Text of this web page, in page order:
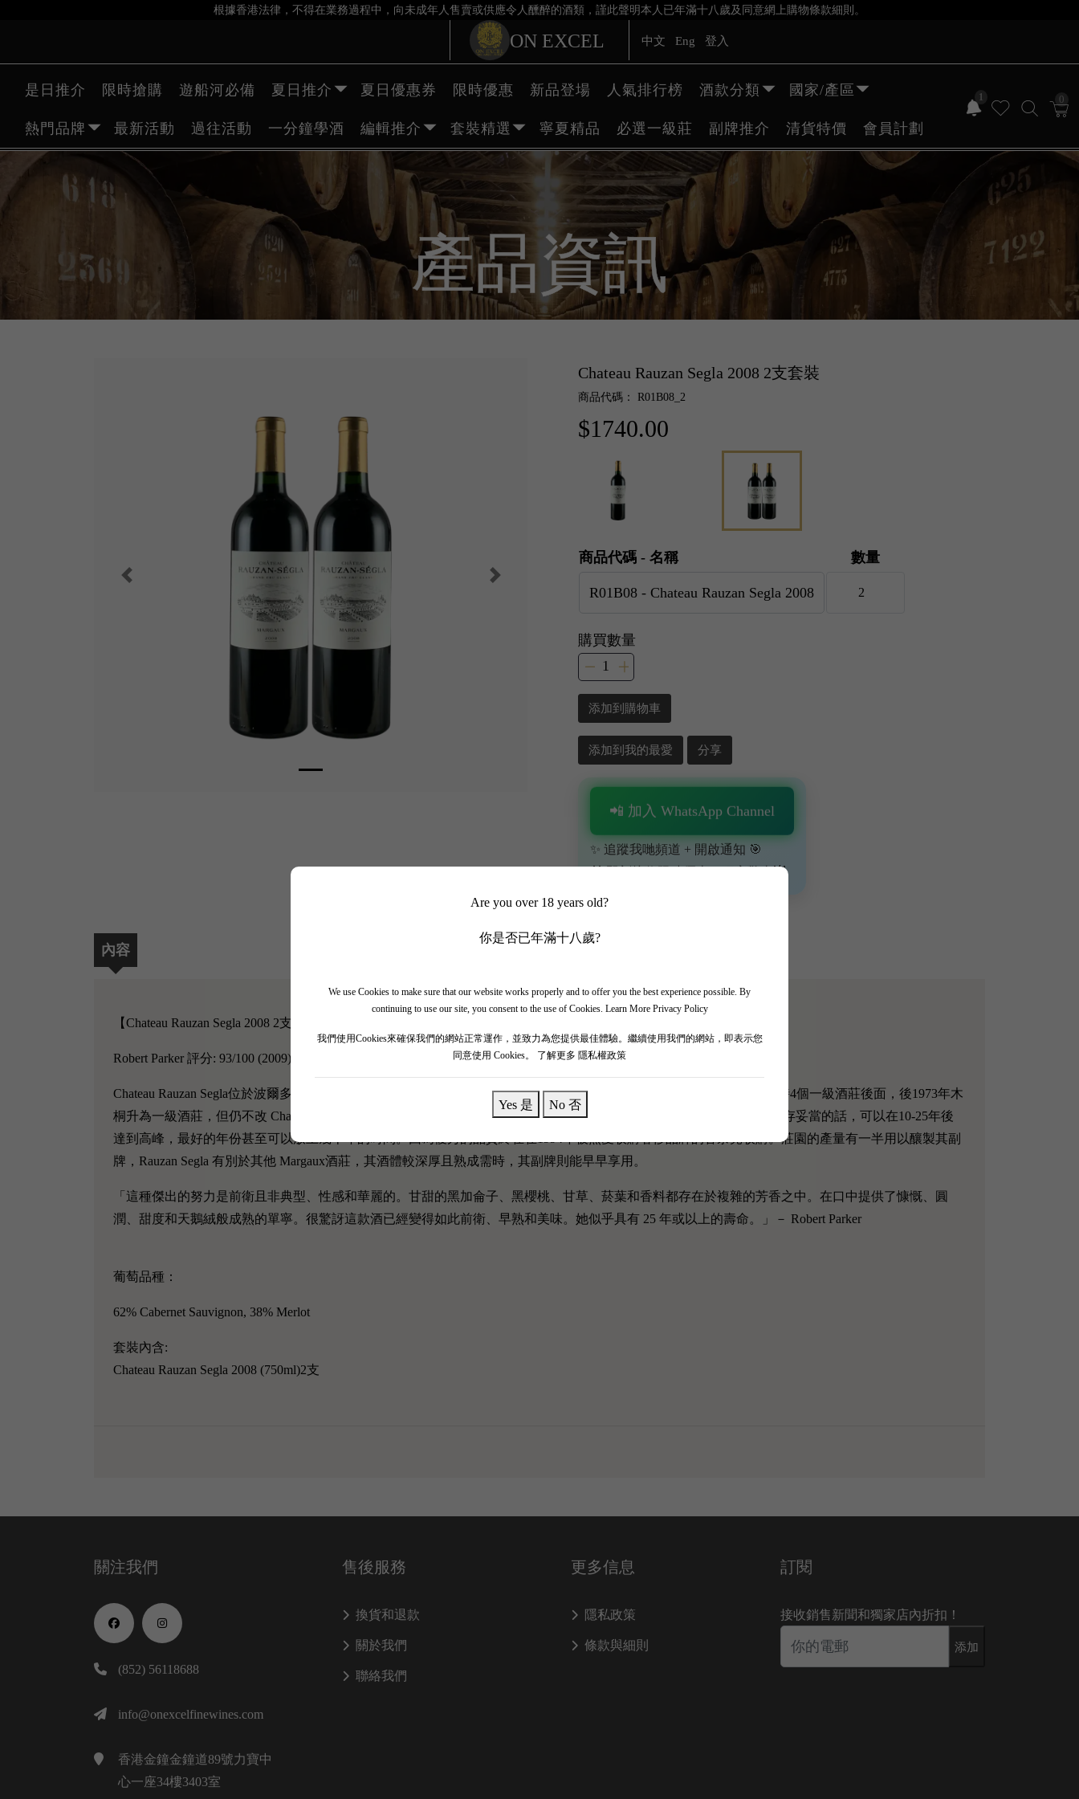
根據香港法律，不得在業務過程中，向未成年人售賣或供應令人醺醉的酒類，謹此聲明本人已年滿十八歲及同意網上購物條款細則。
ON EXCEL 中文 Eng 登入
1 0
是日推介 限時搶購 遊船河必備 夏日推介 夏日優惠券 限時優惠 新品登場 人氣排行榜 酒款分類 國家/產區
熱門品牌 最新活動 過往活動 一分鐘學酒 編輯推介 套裝精選 寧夏精品 必選一級莊 副牌推介 清貨特價 會員計劃
Are you over 18 years old?
你是否已年滿十八歲?
We use Cookies to make sure that our website works properly and to offer you the best experience possible. By
continuing to use our site, you consent to the use of Cookies. Learn More Privacy Policy
我們使用Cookies來確保我們的網站正常運作，並致力為您提供最佳體驗。繼續使用我們的網站，即表示您
同意使用 Cookies。 了解更多 隱私權政策
Yes 是 No 否
產品資訊
Chateau Rauzan Segla 2008 2支套裝
商品代碼： R01B08_2
$1740.00
商品代碼 - 名稱 數量
購買數量
添加到購物車
添加到我的最愛 分享
📲 加入 WhatsApp Channel
✨ 追蹤我哋頻道 + 開啟通知 🎯
🎁 即刻接收限時優惠、獨家驚喜💥
內容
【Chateau Rauzan Segla 2008 2支套裝】
Robert Parker 評分: 93/100 (2009)
Chateau Rauzan Segla位於波爾多左岸的Margaux產區，在1855年的波爾多分級中， Chateau Rauzan Segla的排名僅排在當時4個一級酒莊後面，後1973年木
桐升為一級酒莊，但仍不改 Chateau Rauzan Segla傑出的質量。Chateau Rauzan Segla的酒釀具有優秀的陳年潛力，如果保存妥當的話，可以在10-25年後
達到高峰，最好的年份甚至可以放上幾十年的時間。因為優秀的品質終在在1994年被熱愛收購奢侈品牌的香奈兒收購。莊園的產量有一半用以釀製其副
牌，Rauzan Segla 有別於其他 Margaux酒莊，其酒體較深厚且熟成需時，其副牌則能早早享用。
「這種傑出的努力是前衛且非典型、性感和華麗的。甘甜的黑加侖子、黑櫻桃、甘草、菸葉和香料都存在於複雜的芳香之中。在口中提供了慷慨、圓
潤、甜度和天鵝絨般成熟的單寧。很驚訝這款酒已經變得如此前衛、早熟和美味。她似乎具有 25 年或以上的壽命。」－ Robert Parker
葡萄品種：
62% Cabernet Sauvignon, 38% Merlot
套裝內含:
Chateau Rauzan Segla 2008 (750ml)2支
關注我們
(852) 56118688
info@onexcelfinewines.com
香港金鐘金鐘道89號力寶中
心一座34樓3403室
售後服務
換貨和退款
關於我們
聯絡我們
更多信息
隱私政策
條款與細則
訂閱
接收銷售新聞和獨家店內折扣！
添加